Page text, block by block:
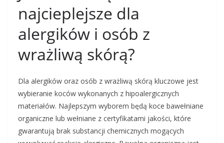
najcieplejsze dla
alergików i osób z
wrażliwą skórą?
Dla alergików oraz osób z wrażliwą skórą kluczowe jest
wybieranie koców wykonanych z hipoalergicznych
materiałów. Najlepszym wyborem będą koce bawełniane
organiczne lub wełniane z certyfikatami jakości, które
gwarantują brak substancji chemicznych mogących